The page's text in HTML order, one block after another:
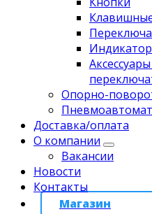
Опорно-
Доставка/оплата
О компании
Вакансии
Новости
Контакты
Магазин